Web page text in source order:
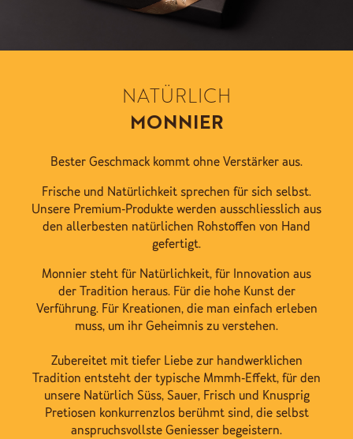
NATÜRLICH
MONNIER
Bester Geschmack kommt ohne Verstärker aus.
Frische und Natürlichkeit sprechen für sich selbst.
Unsere Premium-Produkte werden ausschliesslich aus
den allerbesten natürlichen Rohstoffen von Hand
gefertigt.
Monnier steht für Natürlichkeit, für Innovation aus
der Tradition heraus. Für die hohe Kunst der
Verführung. Für Kreationen, die man einfach erleben
muss, um ihr Geheimnis zu verstehen.
Zubereitet mit tiefer Liebe zur handwerklichen
Tradition entsteht der typische Mmmh-Effekt, für den
unsere Natürlich Süss, Sauer, Frisch und Knusprig
Pretiosen konkurrenzlos berühmt sind, die selbst
anspruchsvollste Geniesser begeistern.